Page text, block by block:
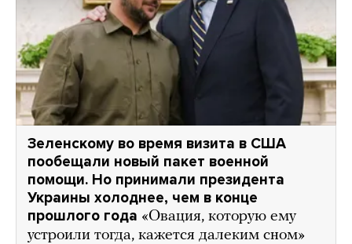
Зеленскому во время визита в США
пообещали новый пакет военной
помощи. Но принимали президента
Украины холоднее, чем в конце
прошлого года «Овация, которую ему
устроили тогда, кажется далеким сном»